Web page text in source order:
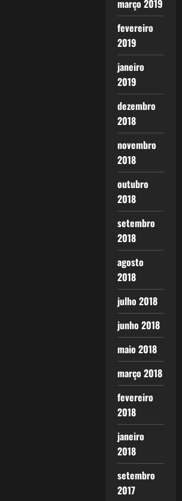
março 2019
fevereiro
2019
janeiro
2019
dezembro
2018
novembro
2018
outubro
2018
setembro
2018
agosto
2018
julho 2018
junho 2018
maio 2018
março 2018
fevereiro
2018
janeiro
2018
setembro
2017